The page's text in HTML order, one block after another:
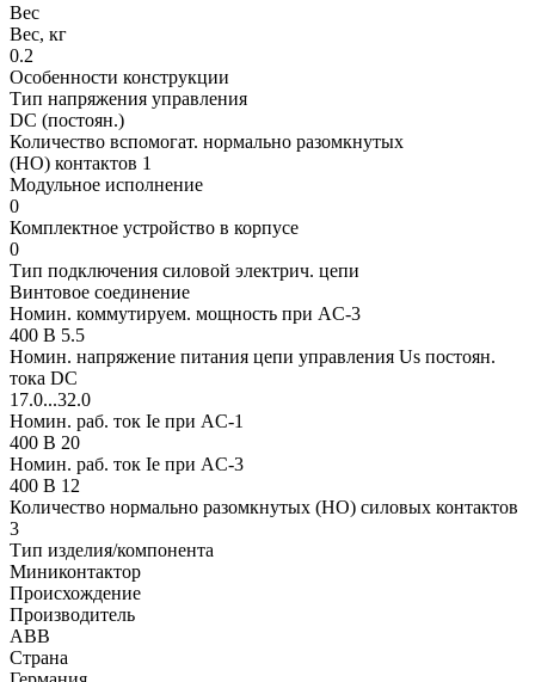
Вес
Вес, кг
0.2
Особенности конструкции
Тип напряжения управления
DC (постоян.)
Количество вспомогат. нормально разомкнутых
(НО) контактов 1
Модульное исполнение
0
Комплектное устройство в корпусе
0
Тип подключения силовой электрич. цепи
Винтовое соединение
Номин. коммутируем. мощность при AC-3
400 В 5.5
Номин. напряжение питания цепи управления Us постоян.
тока DC
17.0...32.0
Номин. раб. ток Ie при AC-1
400 В 20
Номин. раб. ток Ie при AC-3
400 В 12
Количество нормально разомкнутых (НО) силовых контактов
3
Тип изделия/компонента
Миниконтактор
Происхождение
Производитель
ABB
Страна